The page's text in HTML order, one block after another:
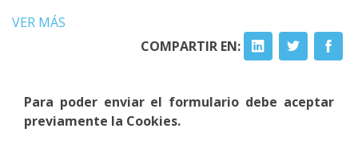
VER MÁS
COMPARTIR EN:
Para poder enviar el formulario debe aceptar
previamente la Cookies.